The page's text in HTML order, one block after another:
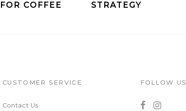
FOR COFFEE
STRATEGY
CUSTOMER SERVICE
Contact Us
FOLLOW US